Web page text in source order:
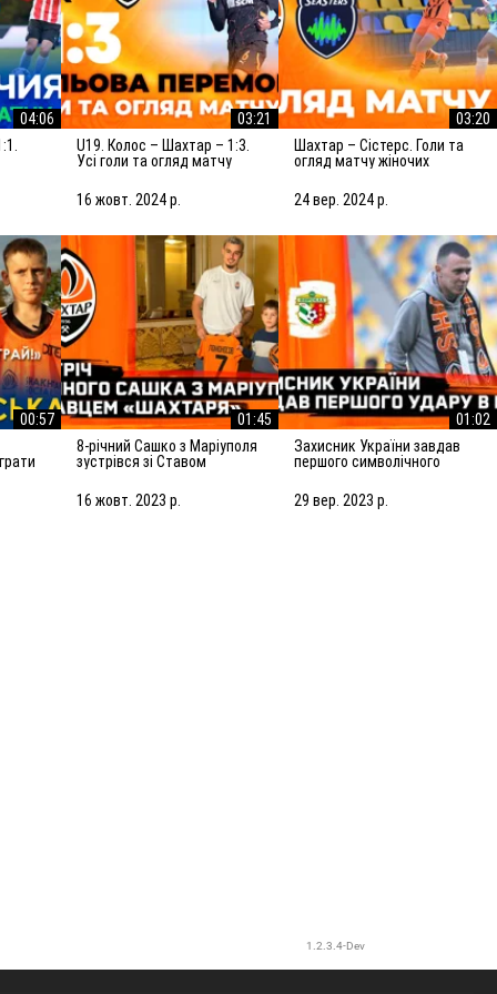
04:06
03:21
U19. Колос – Шахтар – 1:3.
Усі голи та огляд матчу
16 жовт. 2024 р.
03:20
Шахтар – Сістерс. Голи та
огляд матчу жіночих
24 вер. 2024 р.
00:57
01:45
8-річний Сашко з Маріуполя
зустрівся зі Ставом
Шахтаря дітям під час війни
16 жовт. 2023 р.
01:02
Захисник України завдав
першого символічного
Ворскла
29 вер. 2023 р.